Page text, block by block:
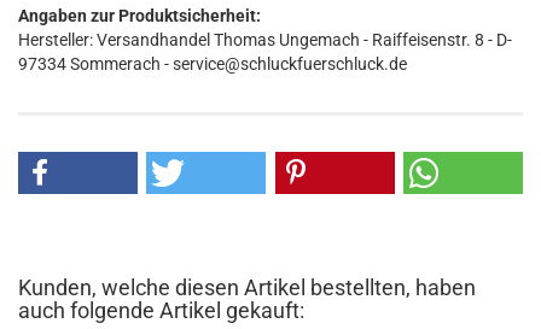
Angaben zur Produktsicherheit:
Hersteller: Versandhandel Thomas Ungemach - Raiffeisenstr. 8 - D-
97334 Sommerach - service@schluckfuerschluck.de
Kunden, welche diesen Artikel bestellten, haben
auch folgende Artikel gekauft: